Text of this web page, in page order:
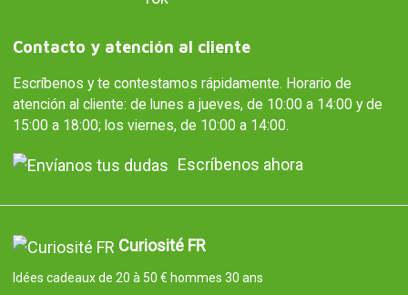
Contacto y atención al cliente
Escríbenos y te contestamos rápidamente. Horario de
atención al cliente: de lunes a jueves, de 10:00 a 14:00 y de
15:00 a 18:00; los viernes, de 10:00 a 14:00.
Escríbenos ahora
Curiosité FR
Idées cadeaux de 20 à 50 € hommes 30 ans